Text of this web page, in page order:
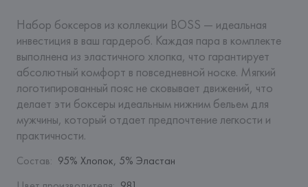
Набор боксеров из коллекции BOSS — идеальная
инвестиция в ваш гардероб. Каждая пара в комплекте
выполнена из эластичного хлопка, что гарантирует
абсолютный комфорт в повседневной носке. Мягкий
логотипированный пояс не сковывает движений, что
делает эти боксеры идеальным нижним бельем для
мужчины, который отдает предпочтение легкости и
практичности.
Состав: 95% Хлопок, 5% Эластан